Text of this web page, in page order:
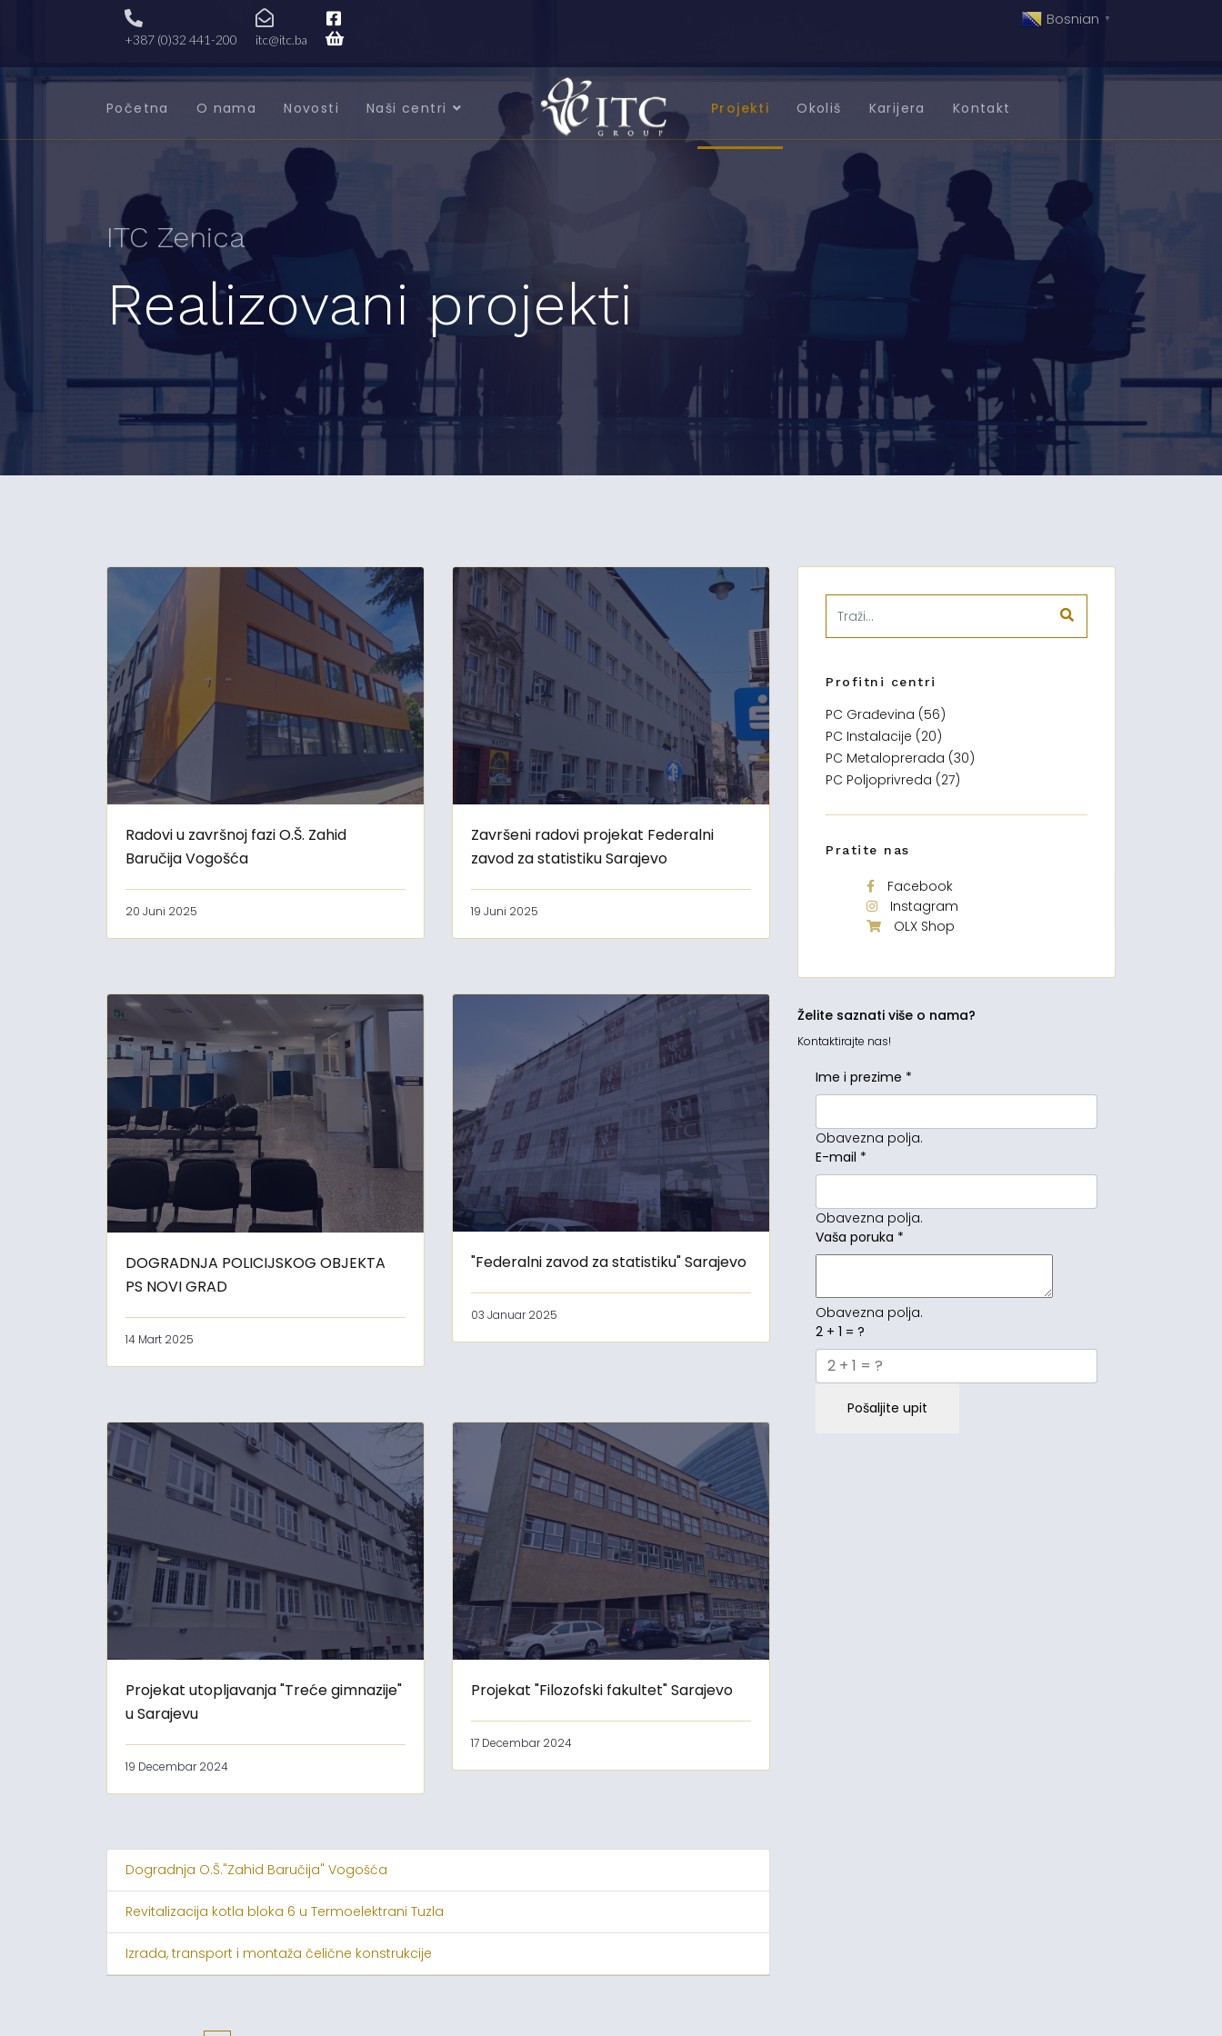
+387 (0)32 441-200 itc@itc.ba
Bosnian ▼
Početna O nama Novosti Naši centri Projekti Okoliš Karijera Kontakt
ITC Zenica
Realizovani projekti
Radovi u završnoj fazi O.Š. Zahid
Baručija Vogošća
20 Juni 2025
Završeni radovi projekat Federalni
zavod za statistiku Sarajevo
19 Juni 2025
DOGRADNJA POLICIJSKOG OBJEKTA
PS NOVI GRAD
14 Mart 2025
"Federalni zavod za statistiku" Sarajevo
03 Januar 2025
Projekat utopljavanja "Treće gimnazije"
u Sarajevu
19 Decembar 2024
Projekat "Filozofski fakultet" Sarajevo
17 Decembar 2024
Dogradnja O.Š."Zahid Baručija" Vogošća
Revitalizacija kotla bloka 6 u Termoelektrani Tuzla
Izrada, transport i montaža čelične konstrukcije
Profitni centri
PC Građevina (56)
PC Instalacije (20)
PC Metaloprerada (30)
PC Poljoprivreda (27)
Pratite nas
Facebook
Instagram
OLX Shop
Želite saznati više o nama?
Kontaktirajte nas!
Ime i prezime *
Obavezna polja.
E-mail *
Obavezna polja.
Vaša poruka *
Obavezna polja.
2 + 1 = ?
Pošaljite upit